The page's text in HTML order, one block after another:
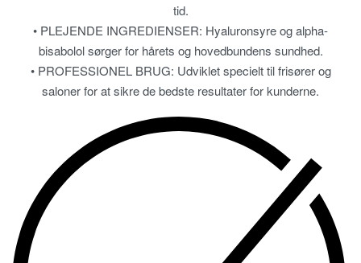
tid.
• PLEJENDE INGREDIENSER: Hyaluronsyre og alpha-
bisabolol sørger for hårets og hovedbundens sundhed.
• PROFESSIONEL BRUG: Udviklet specielt til frisører og
saloner for at sikre de bedste resultater for kunderne.